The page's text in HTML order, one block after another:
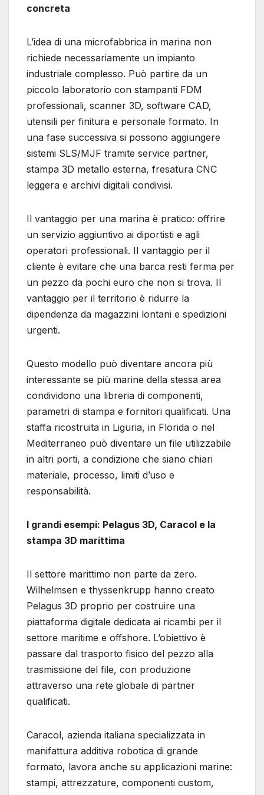
concreta
L’idea di una microfabbrica in marina non
richiede necessariamente un impianto
industriale complesso. Può partire da un
piccolo laboratorio con stampanti FDM
professionali, scanner 3D, software CAD,
utensili per finitura e personale formato. In
una fase successiva si possono aggiungere
sistemi SLS/MJF tramite service partner,
stampa 3D metallo esterna, fresatura CNC
leggera e archivi digitali condivisi.
Il vantaggio per una marina è pratico: offrire
un servizio aggiuntivo ai diportisti e agli
operatori professionali. Il vantaggio per il
cliente è evitare che una barca resti ferma per
un pezzo da pochi euro che non si trova. Il
vantaggio per il territorio è ridurre la
dipendenza da magazzini lontani e spedizioni
urgenti.
Questo modello può diventare ancora più
interessante se più marine della stessa area
condividono una libreria di componenti,
parametri di stampa e fornitori qualificati. Una
staffa ricostruita in Liguria, in Florida o nel
Mediterraneo può diventare un file utilizzabile
in altri porti, a condizione che siano chiari
materiale, processo, limiti d’uso e
responsabilità.
I grandi esempi: Pelagus 3D, Caracol e la
stampa 3D marittima
Il settore marittimo non parte da zero.
Wilhelmsen e thyssenkrupp hanno creato
Pelagus 3D proprio per costruire una
piattaforma digitale dedicata ai ricambi per il
settore maritime e offshore. L’obiettivo è
passare dal trasporto fisico del pezzo alla
trasmissione del file, con produzione
attraverso una rete globale di partner
qualificati.
Caracol, azienda italiana specializzata in
manifattura additiva robotica di grande
formato, lavora anche su applicazioni marine:
stampi, attrezzature, componenti custom,